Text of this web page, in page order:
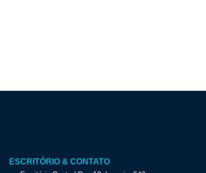
ESCRITÓRIO & CONTATO